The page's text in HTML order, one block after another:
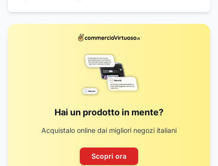
Hai un prodotto in mente?
Acquistalo online dai migliori negozi italiani
Scopri ora